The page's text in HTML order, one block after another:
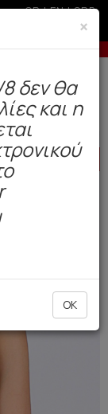
GR|EN|SRB
3-5 εργάσιμες.
HOT
×
δεν θα
και η
OK